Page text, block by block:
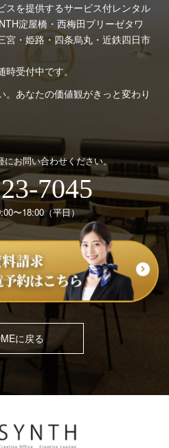
スを提供するサービス付レンタル
淀屋橋・西梅田ブリーゼタワ
宮・姫路・四条烏丸・近鉄四日市
時受付中です。
。あなたの価値観がきっと変わり
にお問い合わせください。
7045
〜18:00（平日）
に戻る